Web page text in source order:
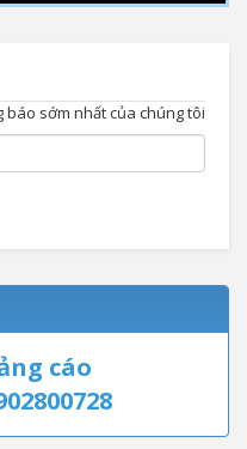
sớm nhất của chúng tôi
cáo